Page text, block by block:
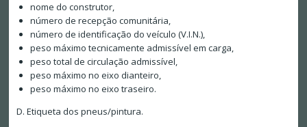
nome do construtor,
número de recepção comunitária,
número de identificação do veículo (V.I.N.),
peso máximo tecnicamente admissível em carga,
peso total de circulação admissível,
peso máximo no eixo dianteiro,
peso máximo no eixo traseiro.
D. Etiqueta dos pneus/pintura.